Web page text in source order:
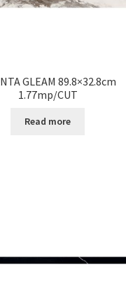
GLEAM 89.8×32.8cm
1.77mp/CUT
Read more